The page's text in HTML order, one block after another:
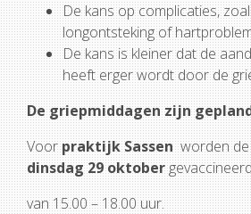
De kans op complicaties,
longontsteking of
De kans is kleiner dat de
heeft erger wordt door de
De griepmiddagen zijn
Voorpraktijk Sassenworden
dinsdag 29 oktobergevaccineerd
van 15.00 – 18.00 uur.